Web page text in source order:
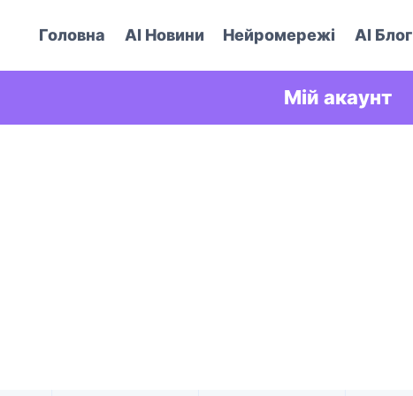
Головна AI Новини Нейромережі AI Блог
Мій акаунт